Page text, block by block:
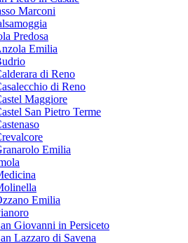
Marconi
Predosa
Emilia
di Reno
di Reno
Maggiore
San Pietro Terme
Emilia
Emilia
Giovanni in Persiceto
Lazzaro di Savena